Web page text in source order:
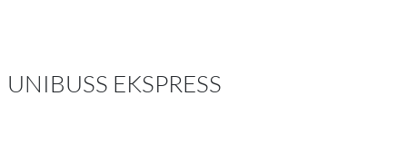
UNIBUSS EKSPRESS